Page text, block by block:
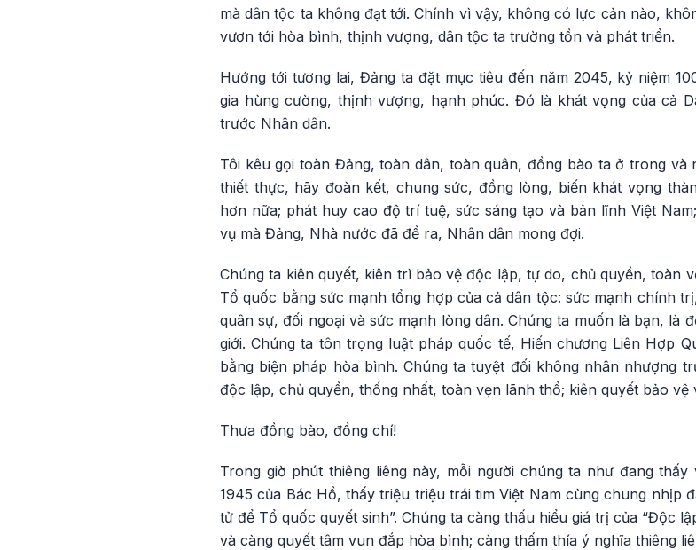
mà dân tộc ta không đạt tới. Chính vì vậy, không có lực cản nào,
vươn tới hòa bình, thịnh vượng, dân tộc ta trường tồn và phát triển.
Hướng tới tương lai, Đảng ta đặt mục tiêu đến năm 2045, kỷ niệm
gia hùng cường, thịnh vượng, hạnh phúc. Đó là khát vọng của cả
trước Nhân dân.
Tôi kêu gọi toàn Đảng, toàn dân, toàn quân, đồng bào ta ở trong và
thiết thực, hãy đoàn kết, chung sức, đồng lòng, biến khát vọng
hơn nữa; phát huy cao độ trí tuệ, sức sáng tạo và bản lĩnh Việt
vụ mà Đảng, Nhà nước đã đề ra, Nhân dân mong đợi.
Chúng ta kiên quyết, kiên trì bảo vệ độc lập, tự do, chủ quyền, toàn
Tổ quốc bằng sức mạnh tổng hợp của cả dân tộc: sức mạnh chính
quân sự, đối ngoại và sức mạnh lòng dân. Chúng ta muốn là bạn, là
giới. Chúng ta tôn trọng luật pháp quốc tế, Hiến chương Liên Hợp
bằng biện pháp hòa bình. Chúng ta tuyệt đối không nhân nhượng
độc lập, chủ quyền, thống nhất, toàn vẹn lãnh thổ; kiên quyết bảo
Thưa đồng bào, đồng chí!
Trong giờ phút thiêng liêng này, mỗi người chúng ta như đang
1945 của Bác Hồ, thấy triệu triệu trái tim Việt Nam cùng chung nhịp
tử để Tổ quốc quyết sinh”. Chúng ta càng thấu hiểu giá trị của “Độc
và càng quyết tâm vun đắp hòa bình; càng thấm thía ý nghĩa thiêng